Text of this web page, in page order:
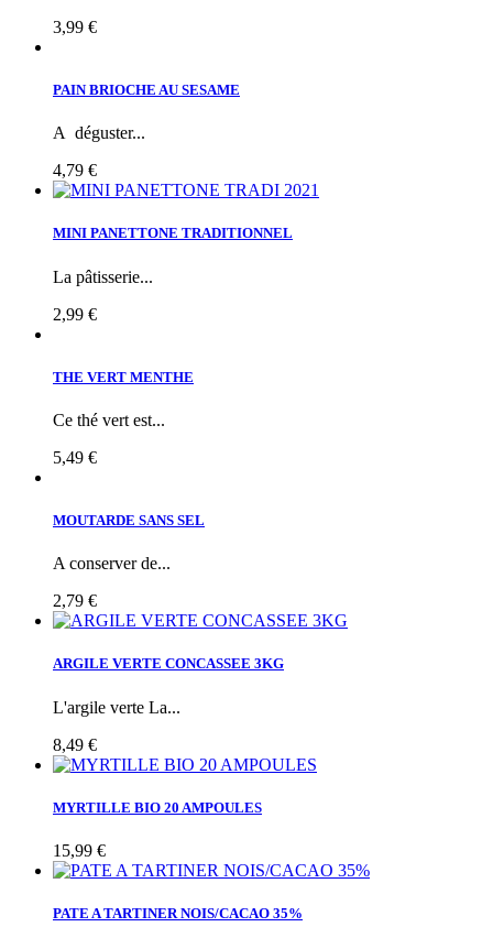
3,99 €
PAIN BRIOCHE AU SESAME
A déguster...
4,79 €
MINI PANETTONE TRADITIONNEL
La pâtisserie...
2,99 €
THE VERT MENTHE
Ce thé vert est...
5,49 €
MOUTARDE SANS SEL
A conserver de...
2,79 €
ARGILE VERTE CONCASSEE 3KG
L'argile verte La...
8,49 €
MYRTILLE BIO 20 AMPOULES
15,99 €
PATE A TARTINER NOIS/CACAO 35%